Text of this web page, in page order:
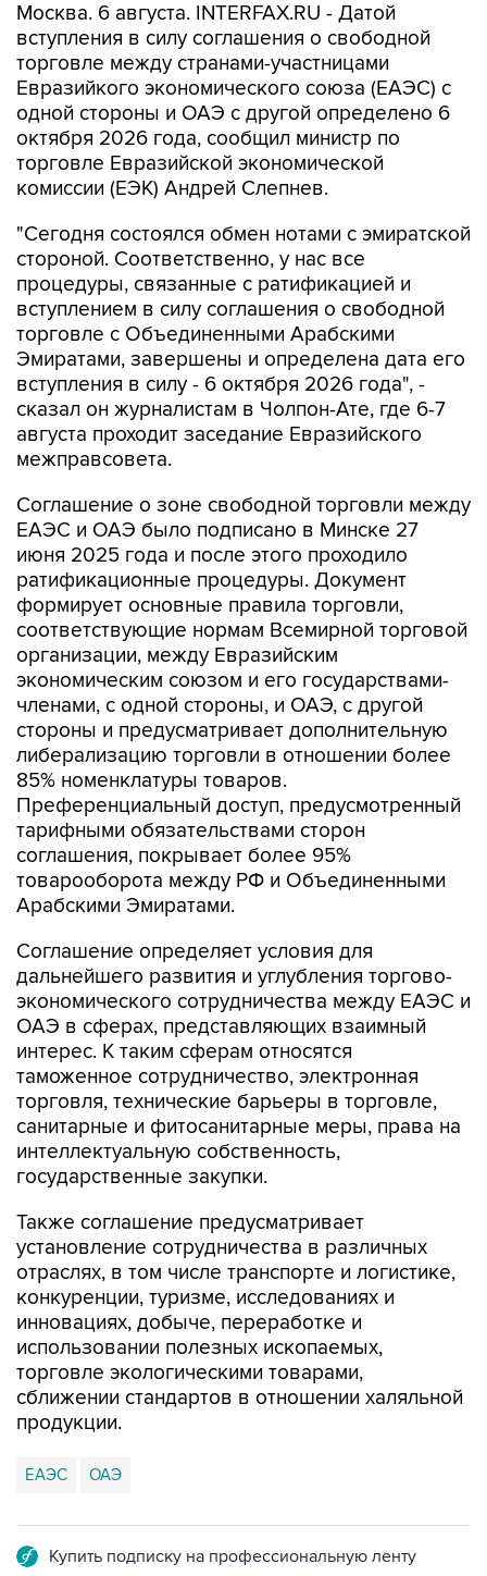
Москва. 6 августа. INTERFAX.RU - Датой
вступления в силу соглашения о свободной
торговле между странами-участницами
Евразийкого экономического союза (ЕАЭС) с
одной стороны и ОАЭ с другой определено 6
октября 2026 года, сообщил министр по
торговле Евразийской экономической
комиссии (ЕЭК) Андрей Слепнев.
"Сегодня состоялся обмен нотами с эмиратской
стороной. Соответственно, у нас все
процедуры, связанные с ратификацией и
вступлением в силу соглашения о свободной
торговле с Объединенными Арабскими
Эмиратами, завершены и определена дата его
вступления в силу - 6 октября 2026 года", -
сказал он журналистам в Чолпон-Ате, где 6-7
августа проходит заседание Евразийского
межправсовета.
Соглашение о зоне свободной торговли между
ЕАЭС и ОАЭ было подписано в Минске 27
июня 2025 года и после этого проходило
ратификационные процедуры. Документ
формирует основные правила торговли,
соответствующие нормам Всемирной торговой
организации, между Евразийским
экономическим союзом и его государствами-
членами, с одной стороны, и ОАЭ, с другой
стороны и предусматривает дополнительную
либерализацию торговли в отношении более
85% номенклатуры товаров.
Преференциальный доступ, предусмотренный
тарифными обязательствами сторон
соглашения, покрывает более 95%
товарооборота между РФ и Объединенными
Арабскими Эмиратами.
Соглашение определяет условия для
дальнейшего развития и углубления торгово-
экономического сотрудничества между ЕАЭС и
ОАЭ в сферах, представляющих взаимный
интерес. К таким сферам относятся
таможенное сотрудничество, электронная
торговля, технические барьеры в торговле,
санитарные и фитосанитарные меры, права на
интеллектуальную собственность,
государственные закупки.
Также соглашение предусматривает
установление сотрудничества в различных
отраслях, в том числе транспорте и логистике,
конкуренции, туризме, исследованиях и
инновациях, добыче, переработке и
использовании полезных ископаемых,
торговле экологическими товарами,
сближении стандартов в отношении халяльной
продукции.
ЕАЭС ОАЭ
Купить подписку на профессиональную ленту